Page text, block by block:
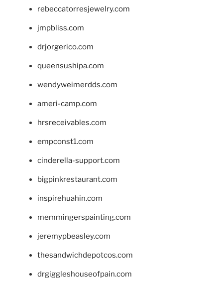
rebeccatorresjewelry.com
jmpbliss.com
drjorgerico.com
queensushipa.com
wendyweimerdds.com
ameri-camp.com
hrsreceivables.com
empconst1.com
cinderella-support.com
bigpinkrestaurant.com
inspirehuahin.com
memmingerspainting.com
jeremypbeasley.com
thesandwichdepotcos.com
drgiggleshouseofpain.com